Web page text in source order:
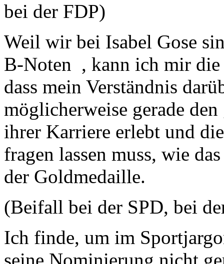
bei der FDP)
Weil wir bei Isabel Gose
B-Noten , kann ich mir
dass mein Verständnis
möglicherweise gerade
ihrer Karriere erlebt und
fragen lassen muss, wie
der Goldmedaille.
(Beifall bei der SPD, bei
Ich finde, um im